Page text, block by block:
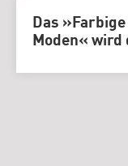
Das
Moden«